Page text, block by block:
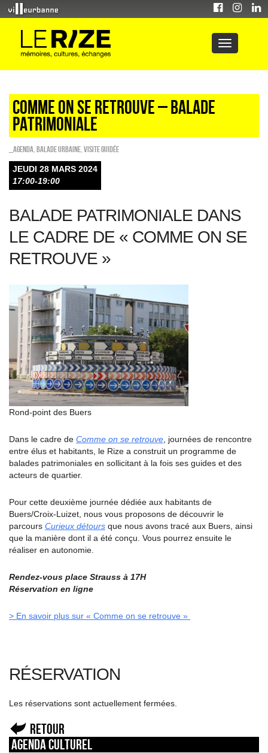
COMME ON SE RETROUVE – Balade
patrimoniale
_Agenda Balade urbaine Visite guidée
JEUDI 28 MARS 2024
17:00-19:00
BALADE PATRIMONIALE DANS
LE CADRE DE « COMME ON SE
RETROUVE »
Rond-point des Buers
Dans le cadre de Comme on se retrouve , journées de rencontre
entre élus et habitants, le Rize a construit un programme de
balades patrimoniales en sollicitant à la fois ses guides et des
acteurs de quartier.
Pour cette deuxième journée dédiée aux habitants de
Buers/Croix-Luizet, nous vous proposons de découvrir le
parcours Curieux détours que nous avons tracé aux Buers, ainsi
que la manière dont il a été conçu. Vous pourrez ensuite le
réaliser en autonomie.
Rendez-vous place Strauss à 17H
Réservation en ligne
> En savoir plus sur « Comme on se retrouve »
RÉSERVATION
Les réservations sont actuellement fermées.
Retour
Agenda culturel